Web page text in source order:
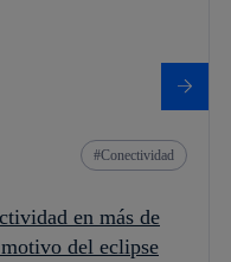
Conectividad
en más de
del eclipse